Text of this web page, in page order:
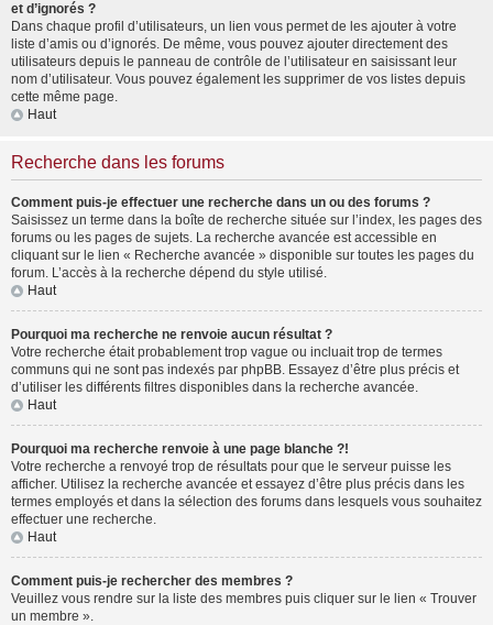
et d’ignorés ?
Dans chaque profil d’utilisateurs, un lien vous permet de les ajouter à votre
liste d’amis ou d’ignorés. De même, vous pouvez ajouter directement des
utilisateurs depuis le panneau de contrôle de l’utilisateur en saisissant leur
nom d’utilisateur. Vous pouvez également les supprimer de vos listes depuis
cette même page.
Haut
Recherche dans les forums
Comment puis-je effectuer une recherche dans un ou des forums ?
Saisissez un terme dans la boîte de recherche située sur l’index, les pages des
forums ou les pages de sujets. La recherche avancée est accessible en
cliquant sur le lien « Recherche avancée » disponible sur toutes les pages du
forum. L’accès à la recherche dépend du style utilisé.
Haut
Pourquoi ma recherche ne renvoie aucun résultat ?
Votre recherche était probablement trop vague ou incluait trop de termes
communs qui ne sont pas indexés par phpBB. Essayez d’être plus précis et
d’utiliser les différents filtres disponibles dans la recherche avancée.
Haut
Pourquoi ma recherche renvoie à une page blanche ?!
Votre recherche a renvoyé trop de résultats pour que le serveur puisse les
afficher. Utilisez la recherche avancée et essayez d’être plus précis dans les
termes employés et dans la sélection des forums dans lesquels vous souhaitez
effectuer une recherche.
Haut
Comment puis-je rechercher des membres ?
Veuillez vous rendre sur la liste des membres puis cliquer sur le lien « Trouver
un membre ».